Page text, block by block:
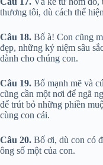
thương tôi, dù cách thể
Câu 18. Bố à! Con cũng
đẹp, những kỷ niệm sâu
dành cho chúng con.
Câu 19. Bố mạnh mẽ và
cũng cần một nơi để ngã
để trút bỏ những phiền
cùng con cái.
Câu 20. Bố ơi, dù con có
ông số một của con.